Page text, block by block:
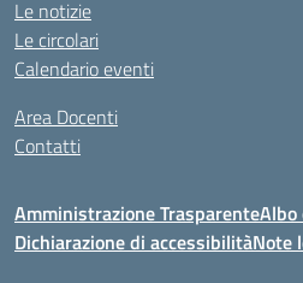
Le notizie
Le circolari
Calendario eventi
Area Docenti
Contatti
Amministrazione TrasparenteAlbo
Dichiarazione di accessibilitàNote